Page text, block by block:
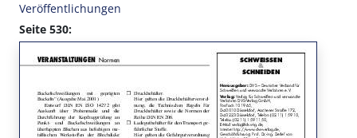
Veröffentlichungen
Seite 530: